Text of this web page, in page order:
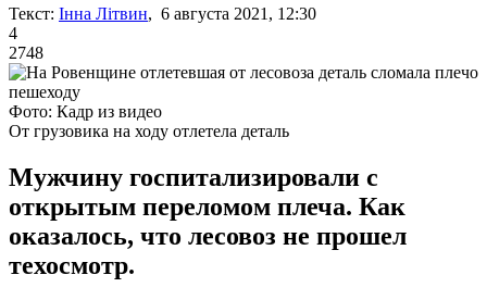
Текст: Інна Літвин, 6 августа 2021, 12:30
4
2748
Фото: Кадр из видео
От грузовика на ходу отлетела деталь
Мужчину госпитализировали с
открытым переломом плеча. Как
оказалось, что лесовоз не прошел
техосмотр.